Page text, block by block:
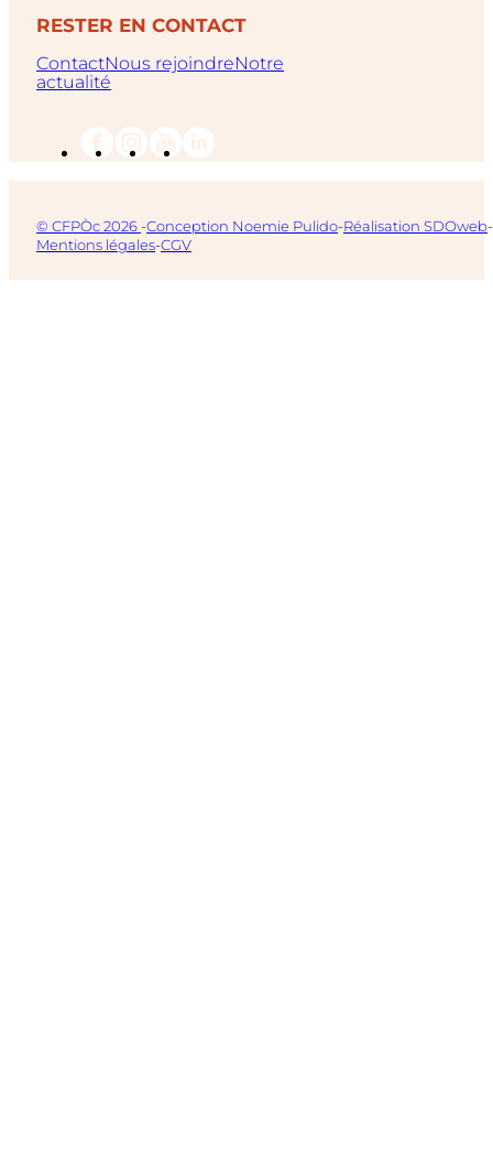
RESTER EN CONTACT
ContactNous rejoindreNotre
actualité
© CFPÒc 2026-Conception Noemie Pulido-Réalisation SDOweb-
Mentions légales-CGV